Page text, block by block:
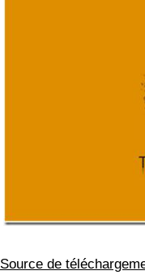
Source de